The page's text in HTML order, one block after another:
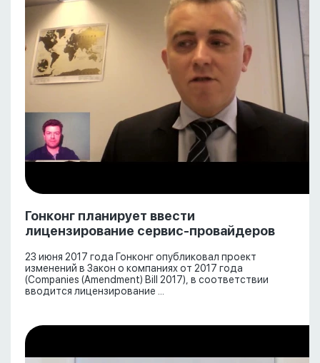
Гонконг планирует ввести
лицензирование сервис-провайдеров
23 июня 2017 года Гонконг опубликовал проект
изменений в Закон о компаниях от 2017 года
(Companies (Amendment) Bill 2017), в соответствии
вводится лицензирование ...